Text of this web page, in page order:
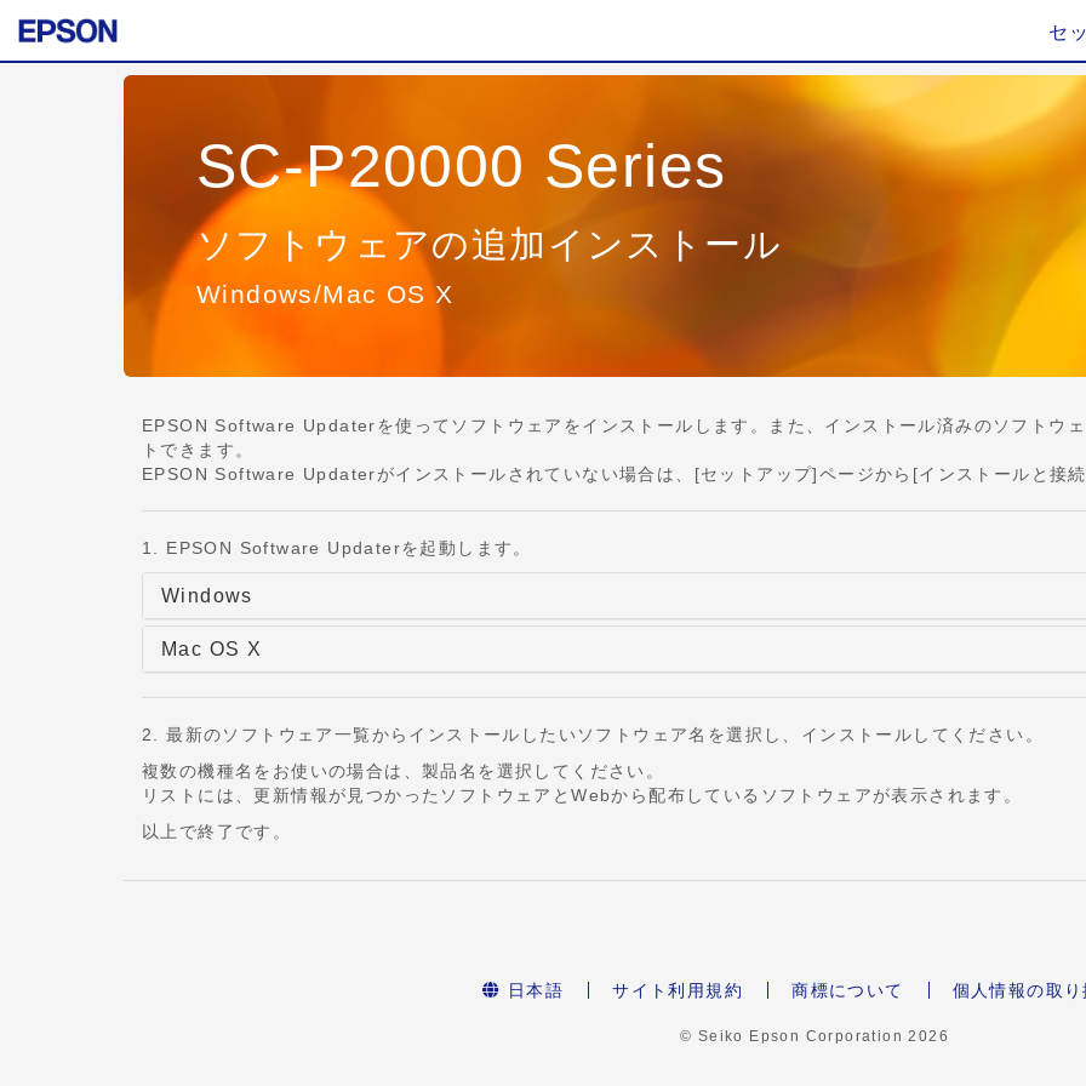
セ
SC-P20000 Series
ソフトウェアの追加インストール
Windows/Mac OS X
EPSON Software Updaterを使ってソフトウェアをインストールします。また、インストール済みのソフトウ
トできます。
EPSON Software Updaterがインストールされていない場合は、[セットアップ]ページから[インストールと接続
1. EPSON Software Updaterを起動します。
Windows
Mac OS X
2. 最新のソフトウェア一覧からインストールしたいソフトウェア名を選択し、インストールしてください。
複数の機種名をお使いの場合は、製品名を選択してください。
リストには、更新情報が見つかったソフトウェアとWebから配布しているソフトウェアが表示されます。
以上で終了です。
日本語 サイト利用規約 商標について 個人情報の取
© Seiko Epson Corporation2026